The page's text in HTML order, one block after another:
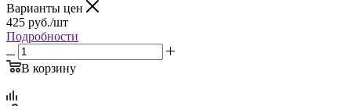
Варианты цен
425 руб./шт
Подробности
В корзину